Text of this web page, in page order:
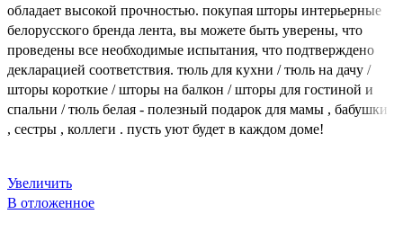
обладает высокой прочностью. покупая шторы интерьерные
белорусского бренда лента, вы можете быть уверены, что
проведены все необходимые испытания, что подтверждено
декларацией соответствия. тюль для кухни / тюль на дачу /
шторы короткие / шторы на балкон / шторы для гостиной и
спальни / тюль белая - полезный подарок для мамы , бабушки
, сестры , коллеги . пусть уют будет в каждом доме!
Увеличить
В отложенное